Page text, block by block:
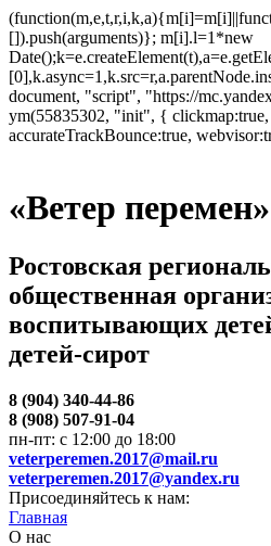
[]).push(arguments)}; m[i].l=1*new
document, "script", "https://
ym(55835302, "init", {
accurateTrackBounce:true,
«Ветер перемен»
Ростовская
общественная
воспитывающих
детей-сирот
8 (904) 340-44-86
8 (908) 507-91-04
пн-пт: с 12:00 до 18:00
veterperemen.2017@mail.ru
veterperemen.2017@yandex.ru
Присоединяйтесь к нам:
Главная
О нас